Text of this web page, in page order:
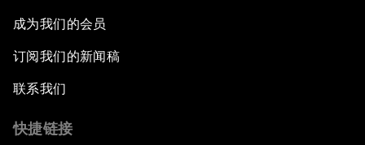
成为我们的会员
订阅我们的新闻稿
联系我们
快捷链接